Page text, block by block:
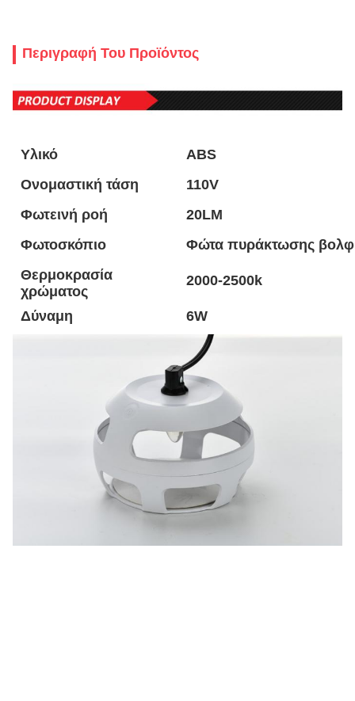
Περιγραφή Του Προϊόντος
Υλικό
ABS
Ονομαστική τάση
110V
Φωτεινή ροή
20LM
Φωτοσκόπιο
Φώτα πυράκτωσης
Θερμοκρασία
χρώματος
2000-2500k
Δύναμη 6W